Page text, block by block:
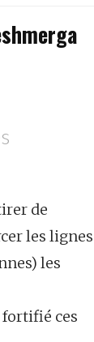
de
les lignes
les
ces